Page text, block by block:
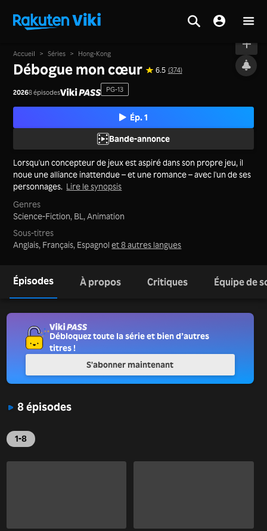
À l'antenne
Accueil > Séries > Hong-Kong
Débogue mon cœur 6.5 (374)
20268 épisodes PG-13
Ép. 1
Bande-annonce
Lorsqu'un concepteur de jeux est aspiré dans son propre jeu, il
noue une alliance inattendue – et une romance – avec l'un de ses
personnages. Lire le synopsis
Genres
Science-Fiction, BL,Animation
Sous-titres
Anglais, Français, Espagnolet 8 autres langues
Épisodes À propos Critiques Équipe de
8 épisodes
1-8
Débloquez toute la série et bien d’autres
titres !
S'abonner maintenant